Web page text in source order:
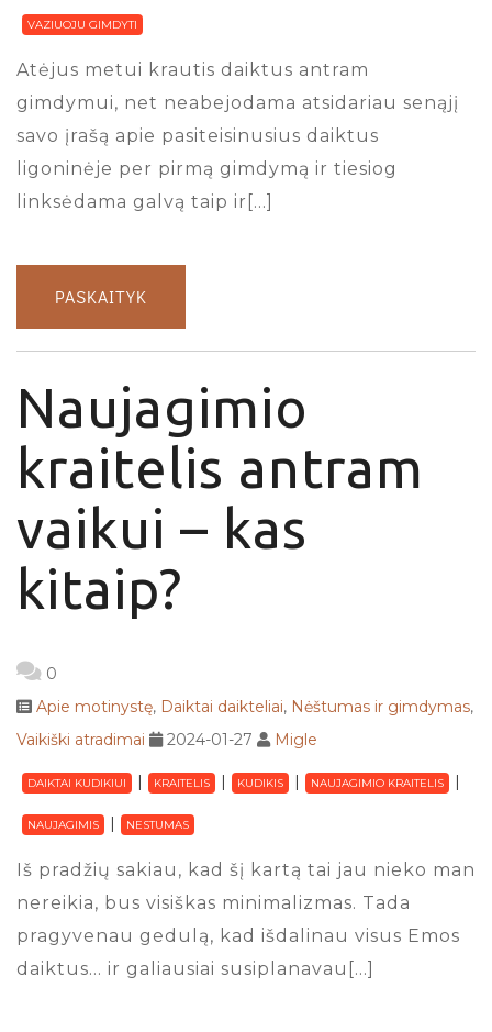
VAZIUOJU GIMDYTI
Atėjus metui krautis daiktus antram
gimdymui, net neabejodama atsidariau senąjį
savo įrašą apie pasiteisinusius daiktus
ligoninėje per pirmą gimdymą ir tiesiog
linksėdama galvą taip ir[…]
PASKAITYK
Naujagimio
kraitelis antram
vaikui – kas
kitaip?
0
Apie motinystę, Daiktai daikteliai, Nėštumas ir gimdymas,
Vaikiški atradimai
2024-01-27 Migle
DAIKTAI KUDIKIUI KRAITELIS KUDIKIS NAUJAGIMIO KRAITELIS
NAUJAGIMIS NESTUMAS
Iš pradžių sakiau, kad šį kartą tai jau nieko man
nereikia, bus visiškas minimalizmas. Tada
pragyvenau gedulą, kad išdalinau visus Emos
daiktus… ir galiausiai susiplanavau[…]